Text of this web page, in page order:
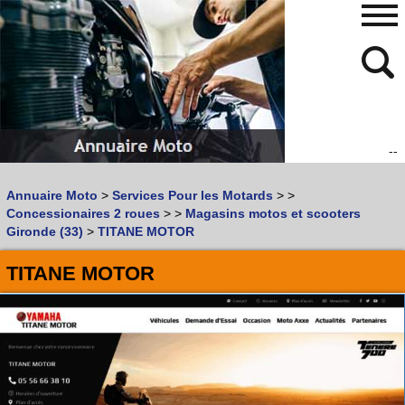
--
Vous recherchez un garage MOTOouSCOOTER
Quoi :
Où :
Trouver un garage Moto !
Retrouvez dans votre VILLE
les bonnes adresses deL'ANNUAIRE MOTO & SCOOTER
480
768
Annuaire Moto > Services Pour les Motards > >
Concessionaires 2 roues > > Magasins motos et scooters
Gironde (33) > TITANE MOTOR
TITANE MOTOR